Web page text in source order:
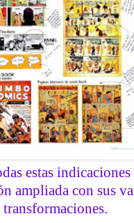
estas indicaciones
ampliada con sus
transformaciones.